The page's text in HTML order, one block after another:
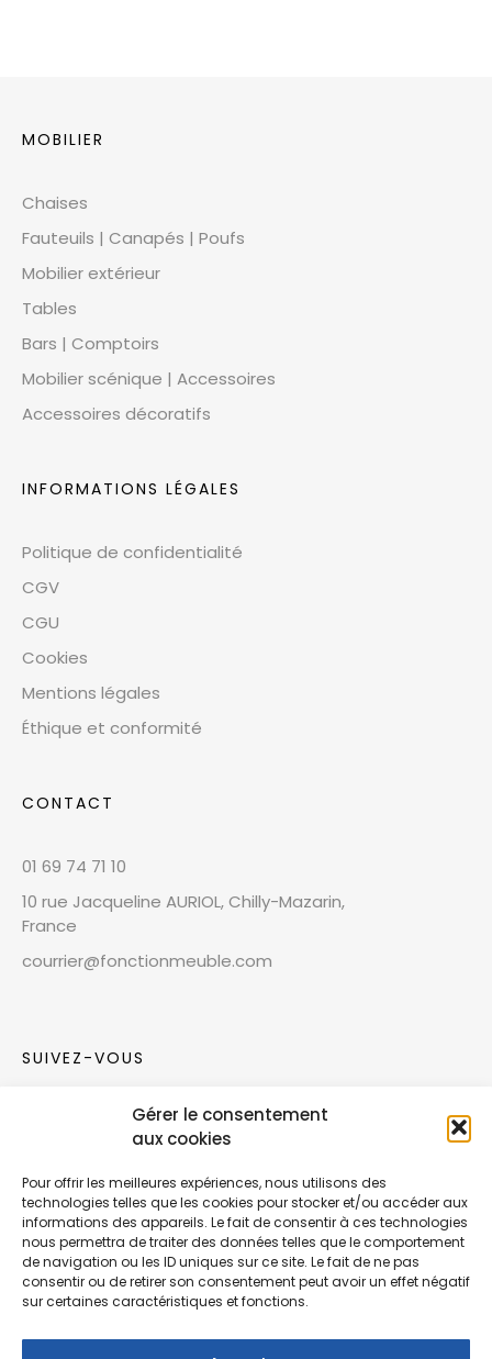
Gérer le consentement
aux cookies
Pour offrir les meilleures expériences, nous utilisons des
technologies telles que les cookies pour stocker et/ou accéder aux
informations des appareils. Le fait de consentir à ces technologies
nous permettra de traiter des données telles que le comportement
de navigation ou les ID uniques sur ce site. Le fait de ne pas
consentir ou de retirer son consentement peut avoir un effet négatif
sur certaines caractéristiques et fonctions.
MOBILIER
Chaises
Fauteuils | Canapés | Poufs
Mobilier extérieur
Tables
Bars | Comptoirs
Mobilier scénique | Accessoires
Accessoires décoratifs
INFORMATIONS LÉGALES
Politique de confidentialité
CGV
CGU
Cookies
Mentions légales
Éthique et conformité
CONTACT
01 69 74 71 10
10 rue Jacqueline AURIOL, Chilly-Mazarin,
France
courrier@fonctionmeuble.com
SUIVEZ-VOUS
Rejoignez notre communauté sur les réseaux
Nouvelles collections, vie de l’équipe ou
inspirations : soyez informés de nos dernières
actualités.